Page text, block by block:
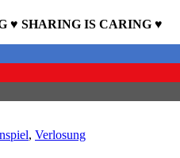
♥ SHARING IS CARING ♥
, Verlosung